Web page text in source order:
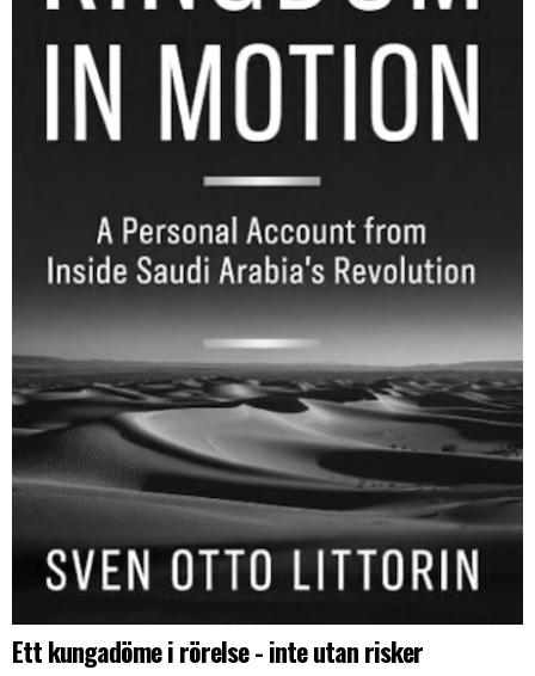
Ett kungadöme i rörelse - inte utan risker